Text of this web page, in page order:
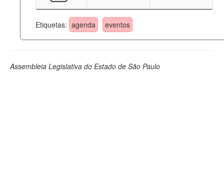
Legislação
Etiquetas: agenda eventos
Assembleia Legislativa do Estado de São Paulo